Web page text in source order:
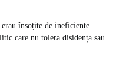
însoțite de ineficiențe
care nu tolera disidența sau